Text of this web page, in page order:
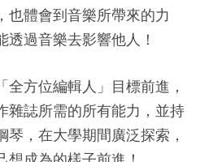
也體會到音樂所帶來的力
過音樂去影響他人！
方位編輯人」目標前進，
雜誌所需的所有能力，並持
，在大學期間廣泛探索，